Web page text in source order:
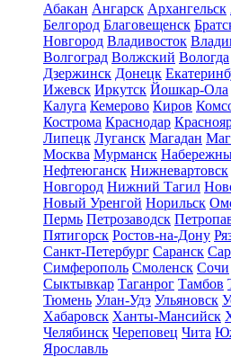
Абакан Ангарск Архангельск
Белгород Благовещенск
Новгород Владивосток
Волгоград Волжский Вологда
Дзержинск Донецк
Ижевск Иркутск Йошкар-Ола
Калуга Кемерово Киров
Кострома Краснодар
Липецк Луганск Магадан
Москва Мурманск
Нефтеюганск Нижневартовск
Новгород Нижний Тагил
Новый Уренгой Норильск
Пермь Петрозаводск
Пятигорск Ростов-на-Дону
Санкт-Петербург Саранск
Симферополь Смоленск Сочи
Сыктывкар Таганрог Тамбов
Тюмень Улан-Удэ Ульяновск
Хабаровск Ханты-Мансийск
Челябинск Череповец Чита
Ярославль